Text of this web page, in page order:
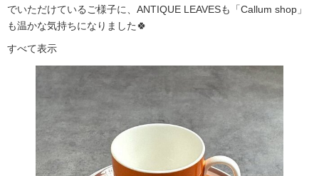
でいただけているご様子に、ANTIQUE LEAVESも「Callum shop」
も温かな気持ちになりました🍀
すべて表示